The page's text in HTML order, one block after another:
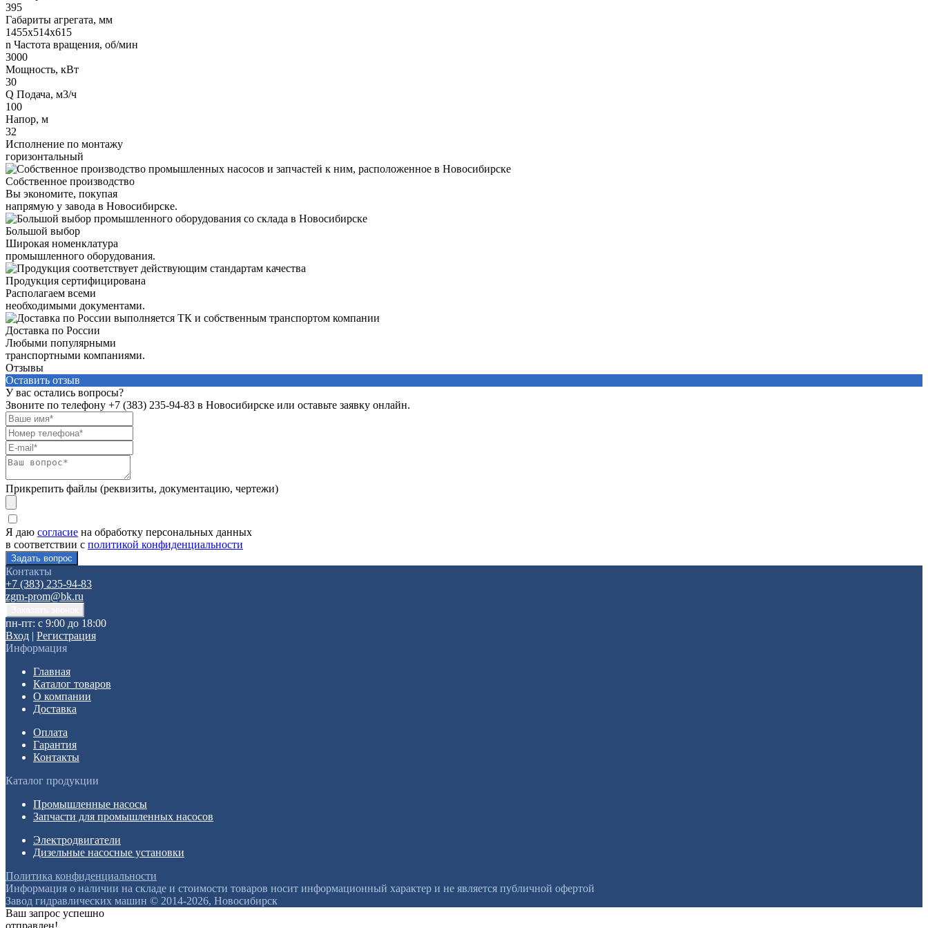
395
Габариты агрегата, мм
1455х514х615
n Частота вращения, об/мин
3000
Мощность, кВт
30
Q Подача, м3/ч
100
Напор, м
32
Исполнение по монтажу
горизонтальный
Собственное производство
Вы экономите, покупая
напрямую у завода в Новосибирске.
Большой выбор
Широкая номенклатура
промышленного оборудования.
Продукция сертифицирована
Располагаем всеми
необходимыми документами.
Доставка по России
Любыми популярными
транспортными компаниями.
Отзывы
Оставить отзыв
У вас остались вопросы?
Звоните по телефону +7 (383) 235-94-83 в Новосибирске или оставьте заявку онлайн.
Прикрепить файлы (реквизиты, документацию, чертежи)
Я даю согласие на обработку персональных данных
в соответствии с политикой конфиденциальности
Контакты
+7 (383) 235-94-83
zgm-prom@bk.ru
пн-пт: с 9:00 до 18:00
Вход | Регистрация
Информация
Главная
Каталог товаров
О компании
Доставка
Оплата
Гарантия
Контакты
Каталог продукции
Промышленные насосы
Запчасти для промышленных насосов
Электродвигатели
Дизельные насосные установки
Политика конфиденциальности
Информация о наличии на складе и стоимости товаров носит информационный характер и не является публичной офертой
Завод гидравлических машин © 2014-2026, Новосибирск
Ваш запрос успешно